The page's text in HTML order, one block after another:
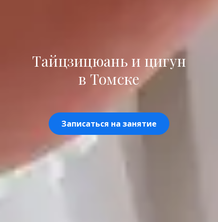
Тайцзицюань и цигун
в Томске
Записаться на занятие